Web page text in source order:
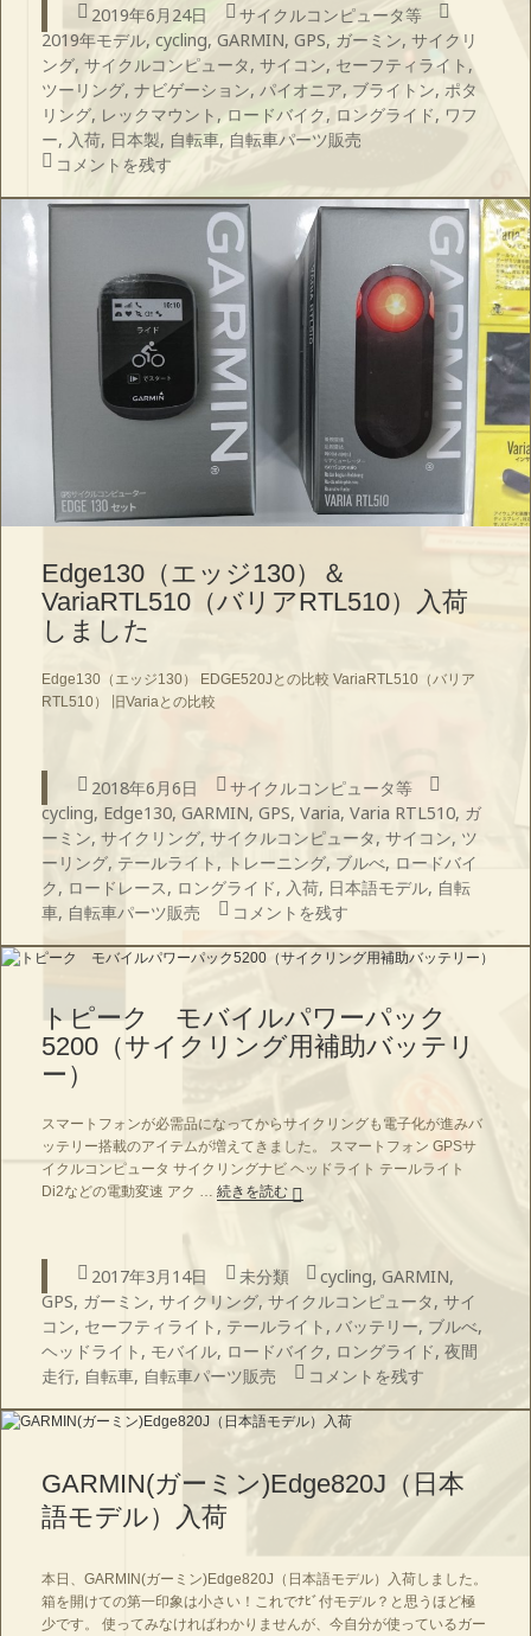
投
稿
日:
2019年6月24日
カ
テ
ゴ
リ
ー
サイクルコンピュータ等
グ
2019年モデル,cycling,GARMIN,GPS, ガーミン,サイクリ
ング,サイクルコンピュータ,サイコン, セーフティライト ,
ツーリング,ナビゲーション,パイオニア, ブライトン, ポタ
リング, レックマウント ,ロードバイク, ロングライド, ワフ
ー, 入荷, 日本製, 自転車, 自転車パーツ販売
レックマウントの最新マウント タイプ19アルファ入荷 に
コメントを残す
Edge130（エッジ130）＆
VariaRTL510（バリアRTL510）入荷
しました
Edge130（エッジ130） EDGE520Jとの比較 VariaRTL510（バリア
RTL510） 旧Variaとの比較
投
稿
日:
2018年6月6日
カ
テ
ゴ
リ
ー
サイクルコンピュータ等
グ
cycling, Edge130,GARMIN,GPS,Varia,Varia RTL510, ガ
ーミン,サイクリング,サイクルコンピュータ,サイコン, ツ
ーリング, テールライト , トレーニング, ブルべ, ロードバイ
ク, ロードレース, ロングライド, 入荷, 日本語モデル, 自転
車, 自転車パーツ販売 Edge130（エッジ130）＆
コメントを残す
トピーク モバイルパワーパック
5200（サイクリング用補助バッテリ
ー）
スマートフォンが必需品になってからサイクリングも電子化が進みバ
ッテリー搭載のアイテムが増えてきました。 スマートフォン GPSサ
イクルコンピュータ サイクリングナビ ヘッドライト テールライト
Di2などの電動変速 アク …続きを読む トピーク モバイルパワーパック
投
稿
日:
2017年3月14日
カ
テ
ゴ
リ
ー
未分類
タ
グ
cycling,GARMIN,
GPS, ガーミン,サイクリング,サイクルコンピュータ,サイ
コン, セーフティライト , テールライト ,バッテリー, ブルべ,
ヘッドライト , モバイル, ロードバイク, ロングライド,夜間
走行, 自転車, 自転車パーツ販売 トピーク モバイルパワーパ
コメントを残す
GARMIN(ガーミン)Edge820J（日本
語モデル）入荷
本日、GARMIN(ガーミン)Edge820J（日本語モデル）入荷しました。
箱を開けての第一印象は小さい！これでﾅﾋﾞ付モデル？と思うほど極
少です。 使ってみなければわかりませんが、今自分が使っているガー